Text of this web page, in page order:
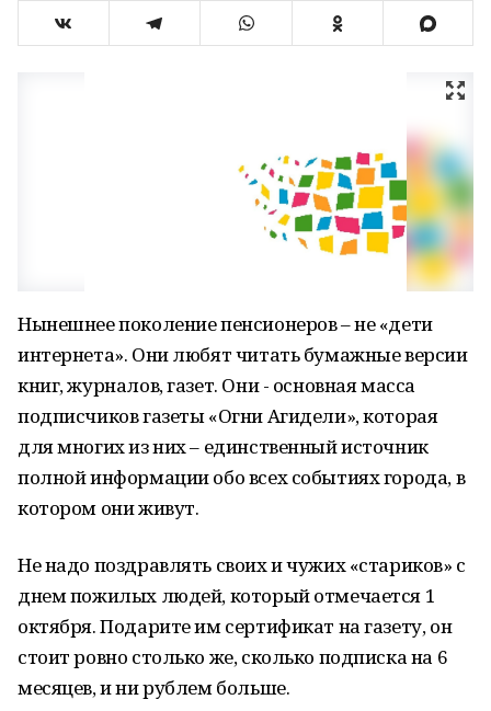
Нынешнее поколение пенсионеров – не «дети
интернета». Они любят читать бумажные версии
книг, журналов, газет. Они - основная масса
подписчиков газеты «Огни Агидели», которая
для многих из них – единственный источник
полной информации обо всех событиях города, в
котором они живут.
Не надо поздравлять своих и чужих «стариков» с
днем пожилых людей, который отмечается 1
октября. Подарите им сертификат на газету, он
стоит ровно столько же, сколько подписка на 6
месяцев, и ни рублем больше.